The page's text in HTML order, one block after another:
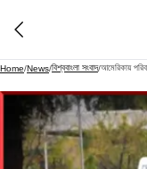
Home/News/বিশ্ববাংলা সংবাদ/আমেরিকায়